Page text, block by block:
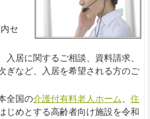
セ
に関するご相談、資料請求、
ぎなど、入居を希望される方のご
国の介護付有料老人ホーム
住
じめとする高齢者向け施設を令和